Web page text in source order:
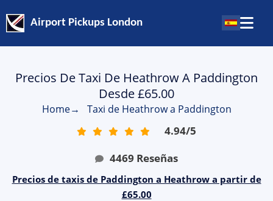
Airport Pickups London
Precios De Taxi De Heathrow A Paddington
Desde £65.00
Home→ Taxi de Heathrow a Paddington
4.94/5
4469 Reseñas
Precios de taxis de Paddington a Heathrow a partir de
£65.00